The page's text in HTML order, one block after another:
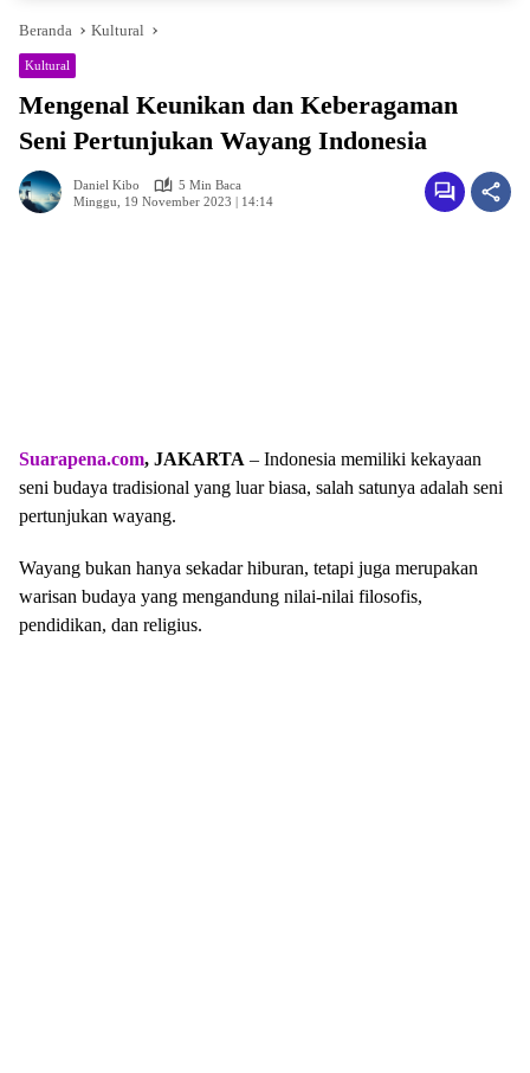
Beranda Kultural
Kultural
Mengenal Keunikan dan Keberagaman
Seni Pertunjukan Wayang Indonesia
Daniel Kibo
5 Min Baca
Minggu, 19 November 2023 | 14:14
Suarapena.com, JAKARTA – Indonesia memiliki kekayaan
seni budaya tradisional yang luar biasa, salah satunya adalah seni
pertunjukan wayang.
Wayang bukan hanya sekadar hiburan, tetapi juga merupakan
warisan budaya yang mengandung nilai-nilai filosofis,
pendidikan, dan religius.